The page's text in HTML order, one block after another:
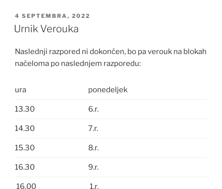
OBJAVLJENO
DNE
4 SEPTEMBRA, 2022
Urnik Verouka
Naslednji razpored ni dokončen, bo pa verouk na blokah
načeloma po naslednjem razporedu:
ura ponedeljek
13.30 6.r.
14.30 7.r.
15.30 8.r.
16.30 9.r.
16.00 1.r.